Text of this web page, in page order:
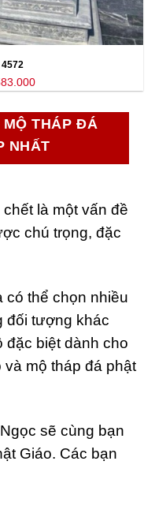
MỘ THÁP ĐÁ
NHẤT
là một vấn đề
chú trọng, đặc
có thể chọn nhiều
đối tượng khác
đặc biệt dành cho
mộ tháp đá phật
sẽ cùng bạn
Giáo. Các bạn